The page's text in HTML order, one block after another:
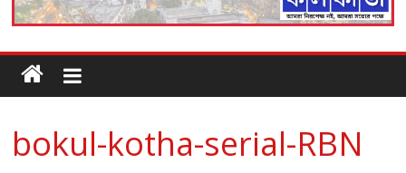
bokul-kotha-serial-RBN